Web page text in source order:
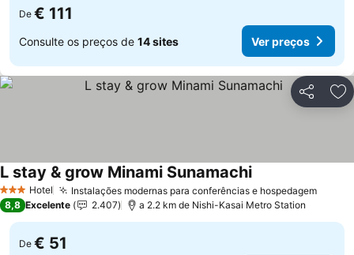
De € 111
Consulte os preços de 14 sites Ver preços
Partilhar
3 EstrelasHotel Instalações modernas para conferências e hospedagemVer
L stay & grow Minami SunamachiVer preços
8,8 Excelente 2.407 a 2.2 km de Nishi-Kasai Metro Station
De € 51